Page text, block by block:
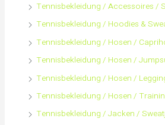
Tennisbekleidung / Accessoires /
Tennisbekleidung / Hoodies &
Tennisbekleidung / Hosen /
Tennisbekleidung / Hosen /
Tennisbekleidung / Hosen /
Tennisbekleidung / Hosen /
Tennisbekleidung / Jacken /